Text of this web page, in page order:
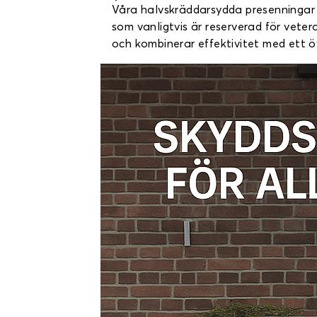
Våra halvskräddarsydda
som vanligtvis är reserverad för
och kombinerar effektivitet med ett